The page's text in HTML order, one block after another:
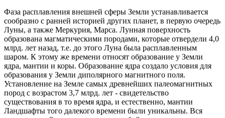
Фаза расплавления внешней сферы Земли устанавливается
сообразно с ранней историей других планет, в первую очередь
Луны, а также Меркурия, Марса. Лунная поверхность
образована магматическими породами, которые отвердели 4,0
млрд. лет назад, т.е. до этого Луна была расплавленным
шаром. К этому же времени относят образование у Земли
ядра, мантии и коры. Образование ядра создало условия для
образования у Земли диполярного магнитного поля.
Установление на Земле самых древнейших палеомагнитных
пород с возрастом 3,7 млрд. лет - свидетельство
существования в то время ядра, и естественно, мантии
Ландшафты того далекого времени были уникальны. Вся